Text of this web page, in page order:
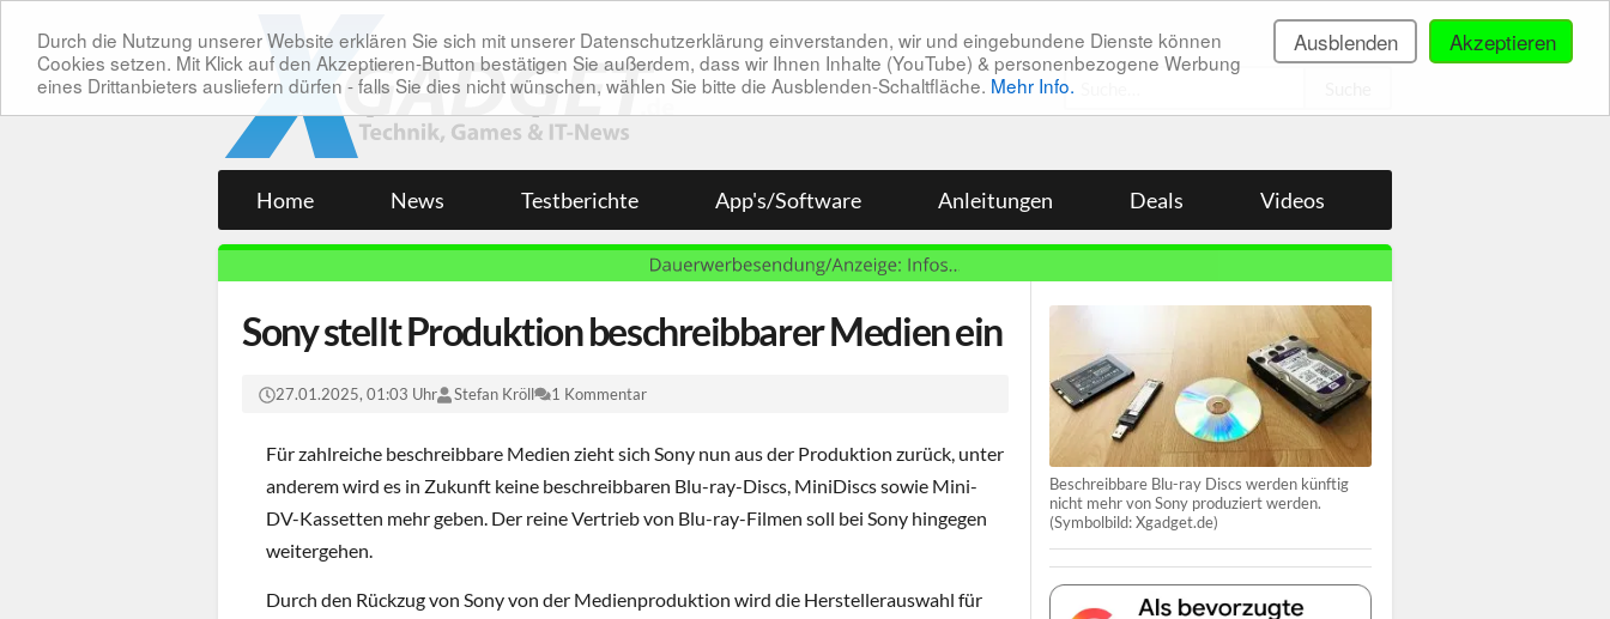
Akzeptieren
Ausblenden
Durch die Nutzung unserer Website erklären Sie sich mit unserer Datenschutzerklärung einverstanden, wir und eingebundene Dienste können
Cookies setzen. Mit Klick auf den Akzeptieren-Button bestätigen Sie außerdem, dass wir Ihnen Inhalte (YouTube) & personenbezogene Werbung
eines Drittanbieters ausliefern dürfen - falls Sie dies nicht wünschen, wählen Sie bitte die Ausblenden-Schaltfläche. Mehr Info.
Home News Testberichte App's/Software Anleitungen Deals Videos
Sony stellt Produktion beschreibbarer Medien ein
27.01.2025, 01:03 Uhr Stefan Kröll 1 Kommentar
Für zahlreiche beschreibbare Medien zieht sich Sony nun aus der Produktion zurück, unter
anderem wird es in Zukunft keine beschreibbaren Blu-ray-Discs, MiniDiscs sowie Mini-
DV-Kassetten mehr geben. Der reine Vertrieb von Blu-ray-Filmen soll bei Sony hingegen
weitergehen.
Durch den Rückzug von Sony von der Medienproduktion wird die Herstellerauswahl für
Beschreibbare Blu-ray Discs werden künftig
nicht mehr von Sony produziert werden.
(Symbolbild: Xgadget.de)